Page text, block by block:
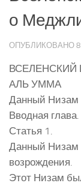
о
ОПУБЛИКОВАНО
АЛЬ УММА
Данный Низам
Вводная глава.
Статья 1.
Данный Низам
возрождения.
Этот Низам